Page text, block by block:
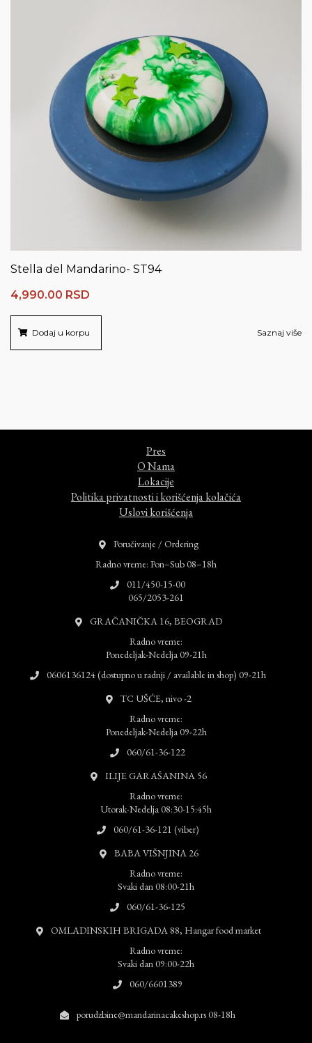
Stella del Mandarino- ST94
4,990.00 RSD
Dodaj u korpu Saznaj više
Pres
O Nama
Lokacije
Politika privatnosti i korišćenja kolačića
Uslovi korišćenja
Poručivanje / Ordering
Radno vreme: Pon–Sub 08–18h
011/450-15-00
065/2053-261
GRAČANIČKA 16, BEOGRAD
Radno vreme:
Ponedeljak-Nedelja 09-21h
0606136124 (dostupno u radnji / available in shop) 09-21h
TC UŠĆE, nivo -2
Radno vreme:
Ponedeljak-Nedelja 09-22h
060/61-36-122
ILIJE GARAŠANINA 56
Radno vreme:
Utorak-Nedelja 08:30-15:45h
060/61-36-121 (viber)
BABA VIŠNJINA 26
Radno vreme:
Svaki dan 08:00-21h
060/61-36-125
OMLADINSKIH BRIGADA 88, Hangar food market
Radno vreme:
Svaki dan 09:00-22h
060/6601389
porudzbine@mandarinacakeshop.rs 08-18h